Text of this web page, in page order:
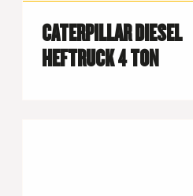
CATERPILLAR DIESEL
HEFTRUCK 4 TON